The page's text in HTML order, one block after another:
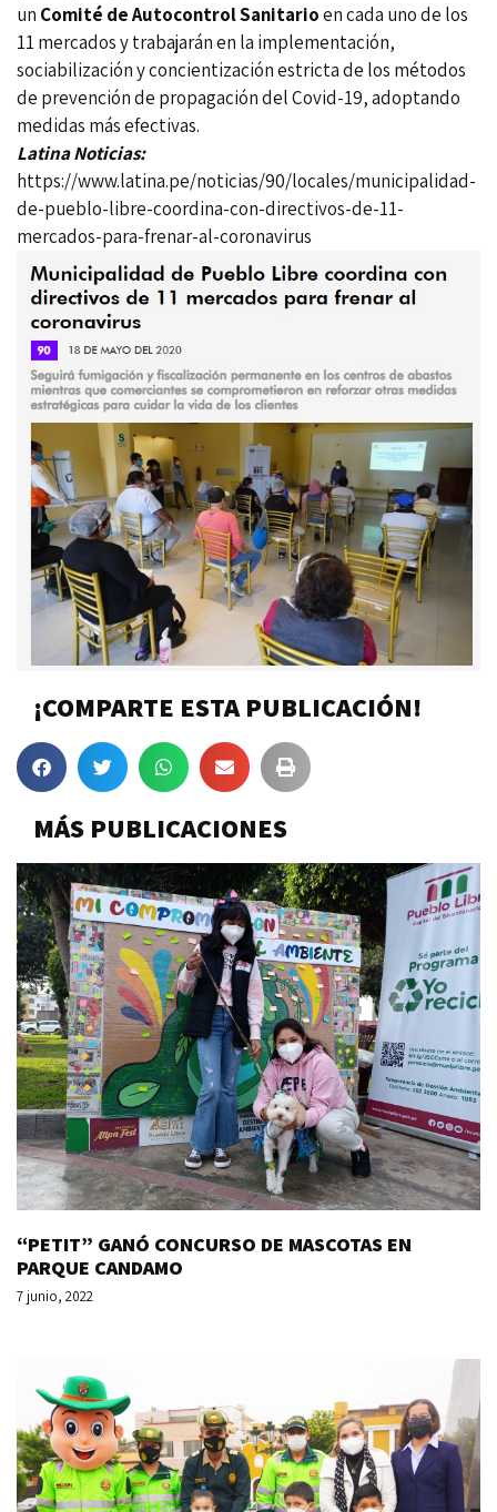
un Comité de Autocontrol Sanitarioen cada uno de los
11 mercados y trabajarán en la implementación,
sociabilización y concientización estricta de los métodos
de prevención de propagación del Covid-19, adoptando
medidas más efectivas.
Latina Noticias:
https://www.latina.pe/noticias/90/locales/municipalidad-
de-pueblo-libre-coordina-con-directivos-de-11-
mercados-para-frenar-al-coronavirus
¡COMPARTE ESTA PUBLICACIÓN!
MÁS PUBLICACIONES
“PETIT” GANÓ CONCURSO DE MASCOTAS EN
PARQUE CANDAMO
7 junio, 2022